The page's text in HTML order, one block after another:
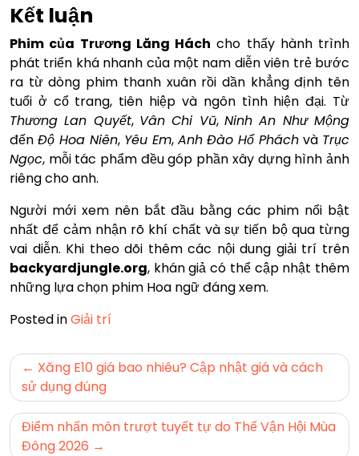
Kết luận
Phim của Trương Lăng Hách cho thấy hành trình
phát triển khá nhanh của một nam diễn viên trẻ bước
ra từ dòng phim thanh xuân rồi dần khẳng định tên
tuổi ở cổ trang, tiên hiệp và ngôn tình hiện đại. Từ
Thương Lan Quyết, Vân Chi Vũ,Ninh An Như Mộng
đến Độ Hoa Niên, Yêu Em, Anh Đào Hổ Phách và Trục
Ngọc, mỗi tác phẩm đều góp phần xây dựng hình ảnh
riêng cho anh.
Người mới xem nên bắt đầu bằng các phim nổi bật
nhất để cảm nhận rõ khí chất và sự tiến bộ qua từng
vai diễn. Khi theo dõi thêm các nội dung giải trí trên
backyardjungle.org, khán giả có thể cập nhật thêm
những lựa chọn phim Hoa ngữ đáng xem.
Posted inGiải trí
Điều
hướng
bài
viết
Xăng E10 giá bao nhiêu? Cập nhật giá và cách
sử dụng đúng
Điểm nhấn môn trượt tuyết tự do Thế Vận Hội Mùa
Đông 2026